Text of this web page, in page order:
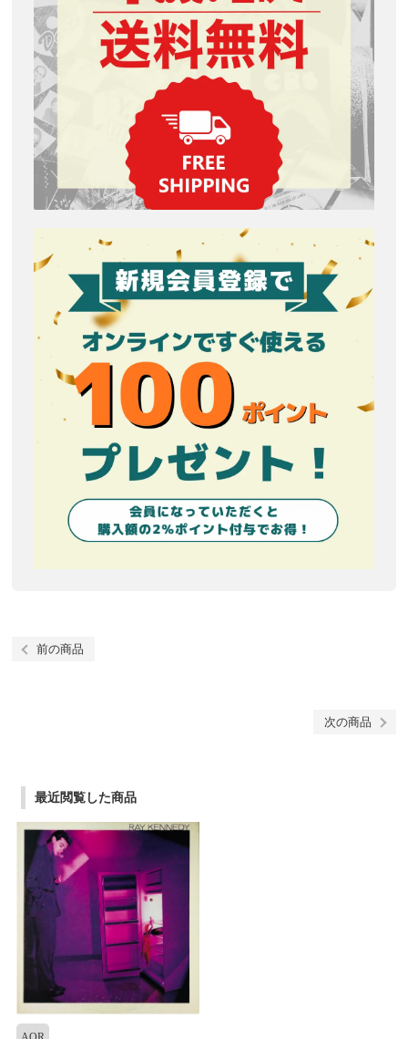
前の商品
次の商品
最近閲覧した商品